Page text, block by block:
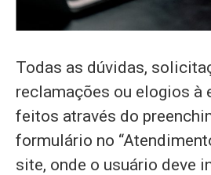
Todas as dúvidas,
reclamações ou elogios à
feitos através do
formulário no
site, onde o usuário deve